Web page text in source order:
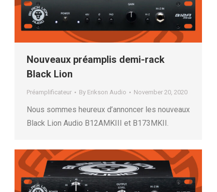
Nouveaux préamplis demi-rack
Black Lion
Préamplificateur By Erikson Audio November 20, 2020
Nous sommes heureux d’annoncer les nouveaux
Black Lion Audio B12AMKIII et B173MKII.